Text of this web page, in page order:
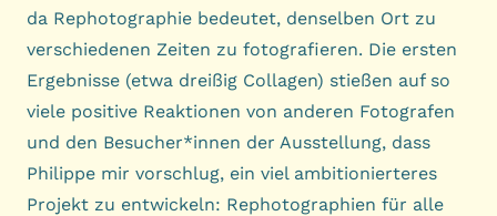
da Rephotographie bedeutet, denselben Ort zu
verschiedenen Zeiten zu fotografieren. Die ersten
Ergebnisse (etwa dreißig Collagen) stießen auf so
viele positive Reaktionen von anderen Fotografen
und den Besucher*innen der Ausstellung, dass
Philippe mir vorschlug, ein viel ambitionierteres
Projekt zu entwickeln: Rephotographien für alle